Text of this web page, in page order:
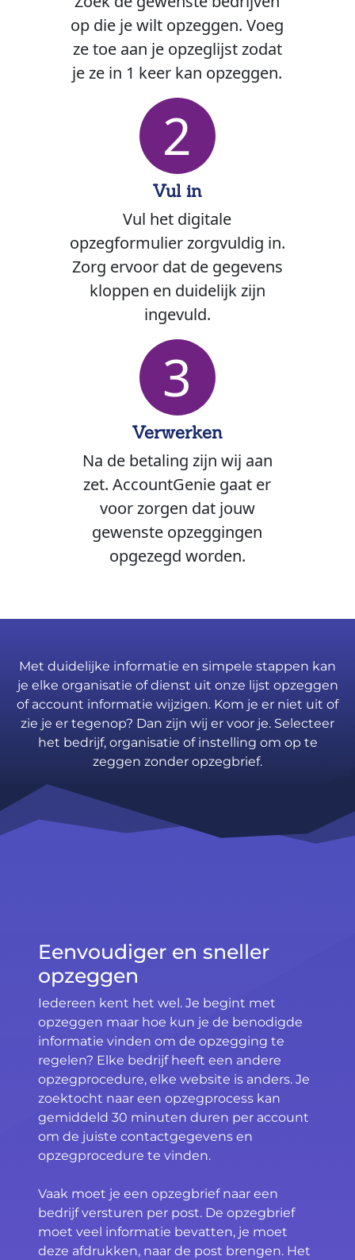
op die je wilt opzeggen. Voeg
ze toe aan je opzeglijst zodat
je ze in 1 keer kan opzeggen.
2
Vul in
Vul het digitale
opzegformulier zorgvuldig in.
Zorg ervoor dat de gegevens
kloppen en duidelijk zijn
ingevuld.
3
Verwerken
Na de betaling zijn wij aan
zet. AccountGenie gaat er
voor zorgen dat jouw
gewenste opzeggingen
opgezegd worden.
Met duidelijke informatie en simpele stappen kan
je elke organisatie of dienst uit onze lijst opzeggen
of account informatie wijzigen. Kom je er niet uit of
zie je er tegenop? Dan zijn wij er voor je. Selecteer
het bedrijf, organisatie of instelling om op te
zeggen zonder opzegbrief.
Eenvoudiger en sneller
opzeggen
Iedereen kent het wel. Je begint met
opzeggen maar hoe kun je de benodigde
informatie vinden om de opzegging te
regelen? Elke bedrijf heeft een andere
opzegprocedure, elke website is anders. Je
zoektocht naar een opzegprocess kan
gemiddeld 30 minuten duren per account
om de juiste contactgegevens en
opzegprocedure te vinden.
Vaak moet je een opzegbrief naar een
bedrijf versturen per post. De opzegbrief
moet veel informatie bevatten, je moet
deze afdrukken, naar de post brengen. Het